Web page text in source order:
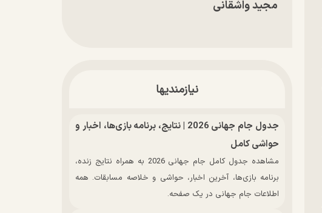
مجید واشقانی
نیازمندیها
جدول جام جهانی 2026 | نتایج، برنامه بازی‌ها، اخبار و
حواشی کامل
مشاهده جدول کامل جام جهانی 2026 به همراه نتایج زنده،
برنامه بازی‌ها، آخرین اخبار، حواشی و خلاصه مسابقات. همه
اطلاعات جام جهانی در یک صفحه.